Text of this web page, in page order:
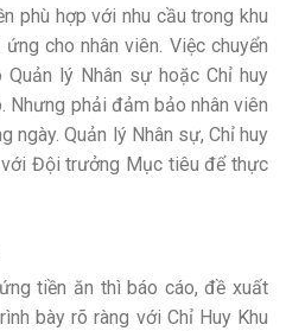
phù hợp với nhu cầu trong khu
cho nhân viên. Việc chuyển
lý Nhân sự hoặc Chỉ huy
Nhưng phải đảm bảo nhân viên
ngày. Quản lý Nhân sự, Chỉ huy
Đội trưởng Mục tiêu để thực
tiền ăn thì báo cáo, đề xuất
bày rõ ràng với Chỉ Huy Khu